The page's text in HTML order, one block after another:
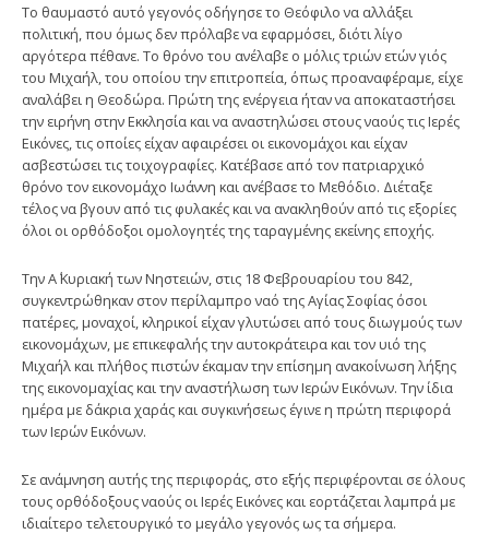
Το θαυμαστό αυτό γεγονός οδήγησε το Θεόφιλο να αλλάξει
πολιτική, που όμως δεν πρόλαβε να εφαρμόσει, διότι λίγο
αργότερα πέθανε. Το θρόνο του ανέλαβε ο μόλις τριών ετών γιός
του Μιχαήλ, του οποίου την επιτροπεία, όπως προαναφέραμε, είχε
αναλάβει η Θεοδώρα. Πρώτη της ενέργεια ήταν να αποκαταστήσει
την ειρήνη στην Εκκλησία και να αναστηλώσει στους ναούς τις Ιερές
Εικόνες, τις οποίες είχαν αφαιρέσει οι εικονομάχοι και είχαν
ασβεστώσει τις τοιχογραφίες. Κατέβασε από τον πατριαρχικό
θρόνο τον εικονομάχο Ιωάννη και ανέβασε το Μεθόδιο. Διέταξε
τέλος να βγουν από τις φυλακές και να ανακληθούν από τις εξορίες
όλοι οι ορθόδοξοι ομολογητές της ταραγμένης εκείνης εποχής.
Την Α΄ Κυριακή των Νηστειών, στις 18 Φεβρουαρίου του 842,
συγκεντρώθηκαν στον περίλαμπρο ναό της Αγίας Σοφίας όσοι
πατέρες, μοναχοί, κληρικοί είχαν γλυτώσει από τους διωγμούς των
εικονομάχων, με επικεφαλής την αυτοκράτειρα και τον υιό της
Μιχαήλ και πλήθος πιστών έκαμαν την επίσημη ανακοίνωση λήξης
της εικονομαχίας και την αναστήλωση των Ιερών Εικόνων. Την ίδια
ημέρα με δάκρια χαράς και συγκινήσεως έγινε η πρώτη περιφορά
των Ιερών Εικόνων.
Σε ανάμνηση αυτής της περιφοράς, στο εξής περιφέρονται σε όλους
τους ορθόδοξους ναούς οι Ιερές Εικόνες και εορτάζεται λαμπρά με
ιδιαίτερο τελετουργικό το μεγάλο γεγονός ως τα σήμερα.